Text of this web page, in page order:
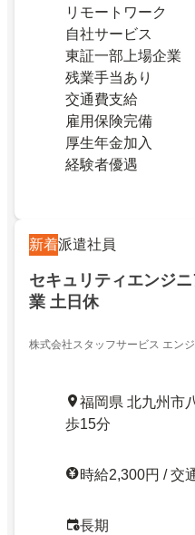
リモートワーク
自社サービス
東証一部上場企業
残業手当あり
交通費支給
雇用保険完備
厚生年金加入
経験者優遇
新着派遣社員
セキュリティエンジ
業 土日休
株式会社スタッフサービス エン
福岡県 北九州市
歩15分
時給2,300円 / 交
長期